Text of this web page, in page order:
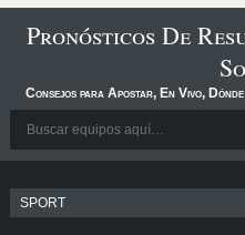
Pronósticos De
Consejos para Apostar, En Vivo,